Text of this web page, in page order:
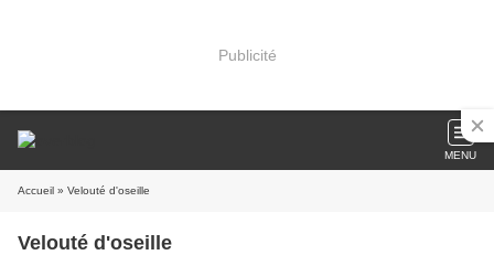
Publicité
MENU
Accueil » Velouté d'oseille
Velouté d'oseille